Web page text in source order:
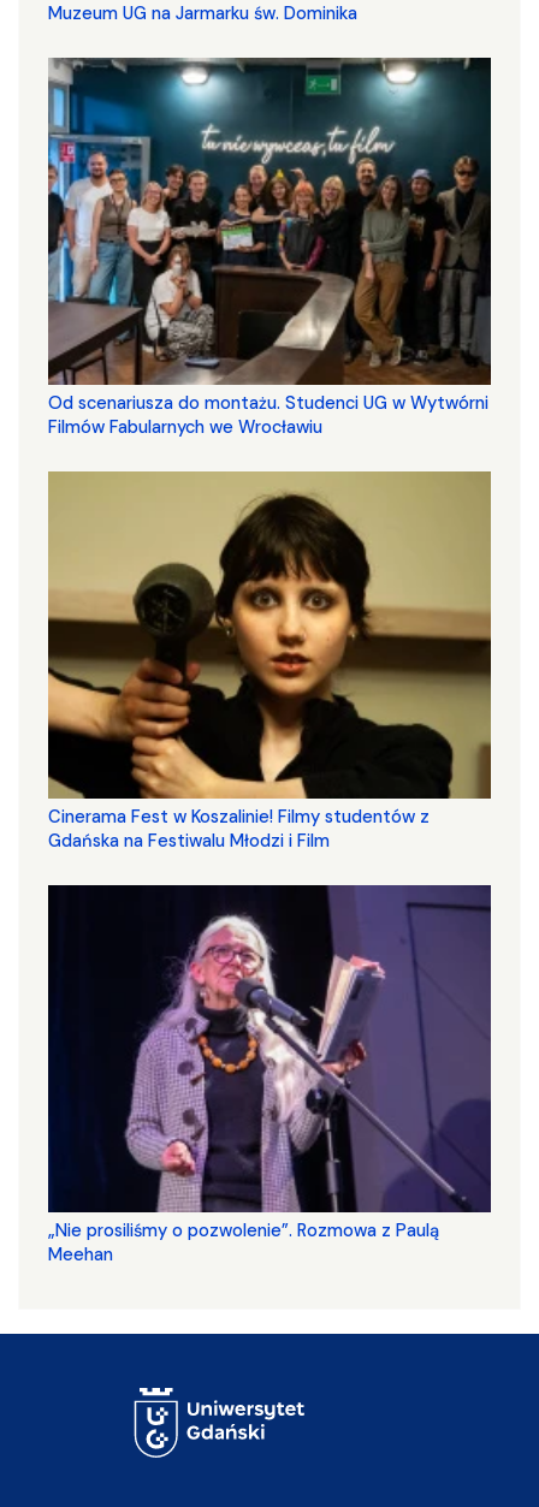
Muzeum UG na Jarmarku św. Dominika
Od scenariusza do montażu. Studenci UG w Wytwórni
Filmów Fabularnych we Wrocławiu
Cinerama Fest w Koszalinie! Filmy studentów z
Gdańska na Festiwalu Młodzi i Film
„Nie prosiliśmy o pozwolenie”. Rozmowa z Paulą
Meehan